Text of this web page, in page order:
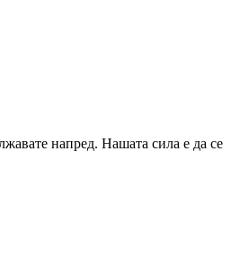
напред. Нашата сила е да се